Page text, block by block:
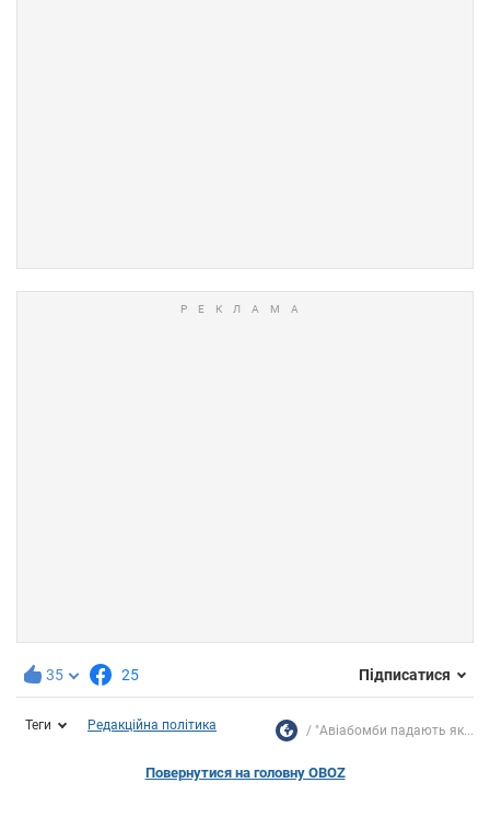
35 25 Підписатися
Теги Редакційна політика "Авіабомби падають як...
Повернутися на головну OBOZ